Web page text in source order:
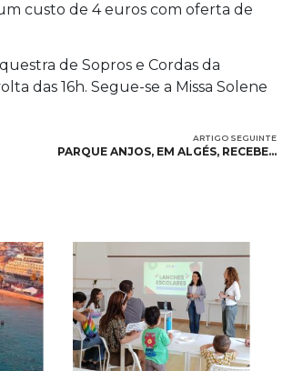
custo de 4 euros com oferta de
de Sopros e Cordas da
das 16h. Segue-se a Missa Solene
ARTIGO SEGUINTE
PARQUE ANJOS, EM ALGÉS, RECEBE…